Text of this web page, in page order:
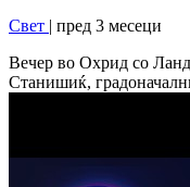
Свет | пред 3 месеци
Вечер во Охрид со
Станишиќ,